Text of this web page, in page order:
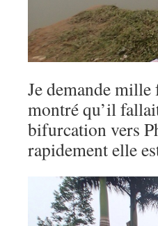
Je demande mille
montré qu’il
bifurcation vers
rapidement elle